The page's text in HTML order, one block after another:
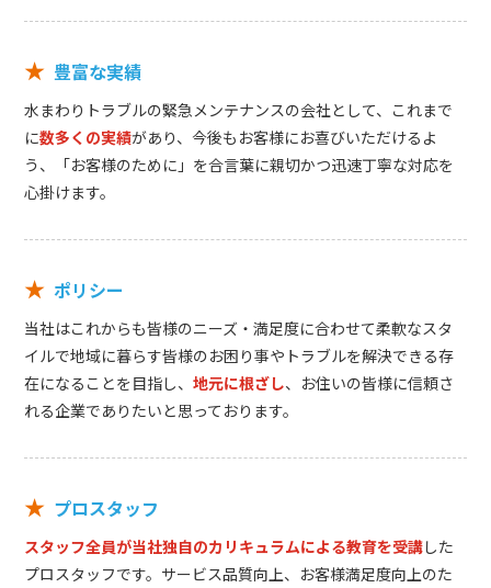
★ 豊富な実績
水まわりトラブルの緊急メンテナンスの会社として、これまで
に数多くの実績があり、今後もお客様にお喜びいただけるよ
う、「お客様のために」を合言葉に親切かつ迅速丁寧な対応を
心掛けます。
★ ポリシー
当社はこれからも皆様のニーズ・満足度に合わせて柔軟なスタ
イルで地域に暮らす皆様のお困り事やトラブルを解決できる存
在になることを目指し、地元に根ざし、お住いの皆様に信頼さ
れる企業でありたいと思っております。
★ プロスタッフ
スタッフ全員が当社独自のカリキュラムによる教育を受講した
プロスタッフです。サービス品質向上、お客様満足度向上のた